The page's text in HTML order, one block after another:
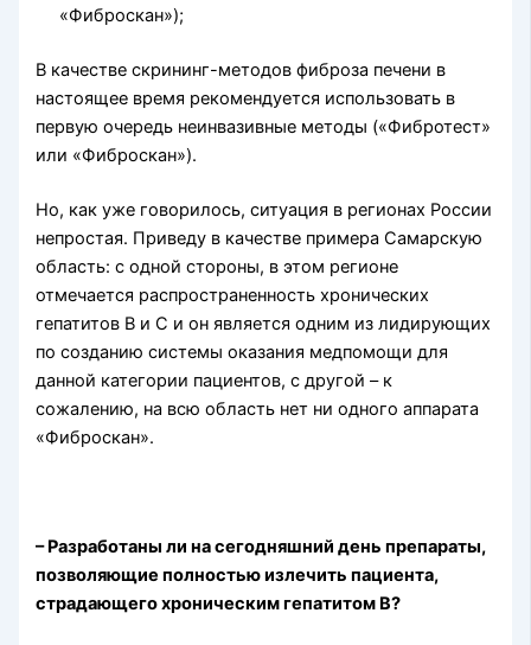
«Фиброскан»);
В качестве скрининг-методов фиброза печени в
настоящее время рекомендуется использовать в
первую очередь неинвазивные методы («Фибротест»
или «Фиброскан»).
Но, как уже говорилось, ситуация в регионах России
непростая. Приведу в качестве примера Самарскую
область: с одной стороны, в этом регионе
отмечается распространенность хронических
гепатитов В и С и он является одним из лидирующих
по созданию системы оказания медпомощи для
данной категории пациентов, с другой – к
сожалению, на всю область нет ни одного аппарата
«Фиброскан».
– Разработаны ли на сегодняшний день препараты,
позволяющие полностью излечить пациента,
страдающего хроническим гепатитом B?